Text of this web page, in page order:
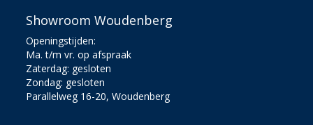
Showroom Woudenberg
Openingstijden:
Ma. t/m vr. op afspraak
Zaterdag: gesloten
Zondag: gesloten
Parallelweg 16-20, Woudenberg